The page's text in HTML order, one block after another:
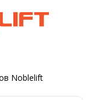
Noblelift